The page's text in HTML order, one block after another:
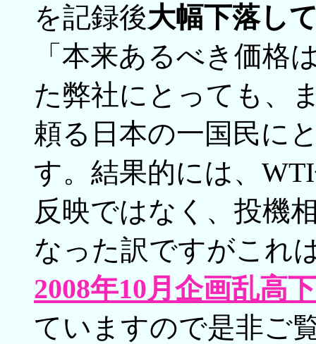
を記録後大幅下落し
「本来あるべき価格
た弊社にとっても、
頼る日本の一国民に
す。結果的には、
反映ではなく、投機
なった訳ですがこれ
2008年10月企画乱高
ていますので是非ご